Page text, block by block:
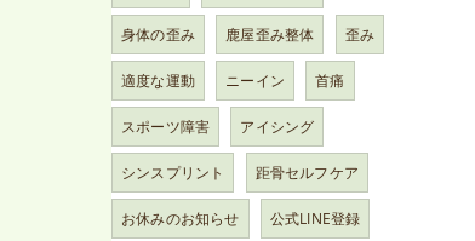
身体の歪み 鹿屋歪み整体 歪み
適度な運動 ニーイン 首痛
スポーツ障害 アイシング
シンスプリント 距骨セルフケア
お休みのお知らせ 公式LINE登録